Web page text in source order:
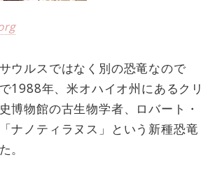
ウルスではなく別の恐竜なので
1988年、米オハイオ州にあるクリ
博物館の古生物学者、ロバート・
ナノティラヌス」という新種恐竜
。